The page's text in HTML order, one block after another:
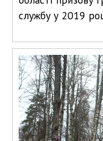
службу у 2019